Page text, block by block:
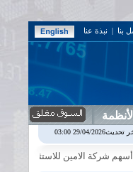
بنا | نبذة عنا
0.00%
|اسفنج
الامين للاستثمار المالي في